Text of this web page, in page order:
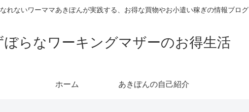
れないワーママあきぽんが実践する、お得な買物やお小遣い稼ぎの情報ブログ
ぼらなワーキングマザーのお得生活
ホーム あきぽんの自己紹介